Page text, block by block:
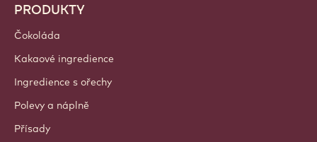
PRODUKTY
Čokoláda
Kakaové ingredience
Ingredience s ořechy
Polevy a náplně
Přísady